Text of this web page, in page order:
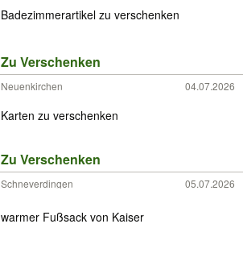
Badezimmerartikel zu verschenken
Zu Verschenken
Neuenkirchen 04.07.2026
Karten zu verschenken
Zu Verschenken
Schneverdingen 05.07.2026
warmer Fußsack von Kaiser